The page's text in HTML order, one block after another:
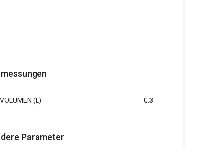
VOLUMEN (L) 0.3
Parameter